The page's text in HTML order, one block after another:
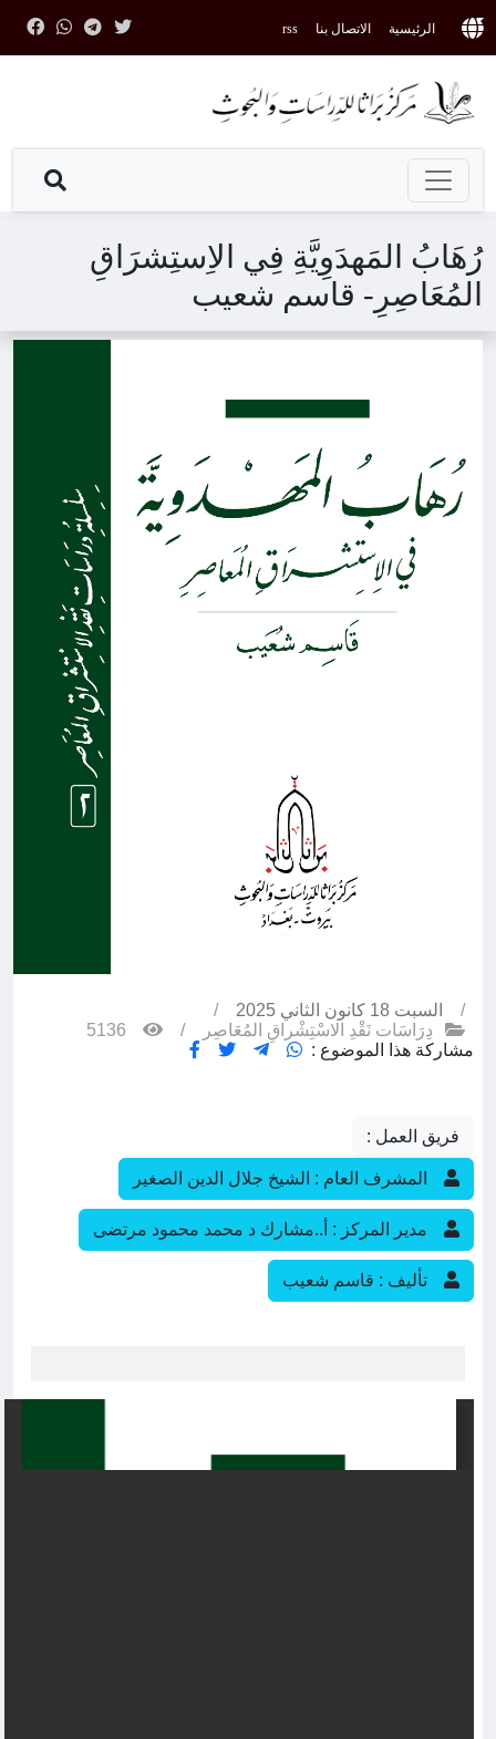
الرئيسية الاتصال بنا rss
رُهَابُ المَهدَوِيَّةِ فِي الاِستِشرَاقِ
المُعَاصِرِ- قاسم شعيب
السبت 18 كانون الثاني 2025
دِرَاسَات نَقْدِ الاسْتِشْراقِ المُعَاصِر
مشاركة هذا الموضوع :
فريق العمل :
المشرف العام : الشيخ جلال الدين الصغير
مدير المركز : أ..مشارك د محمد محمود مرتضى
تأليف : قاسم شعيب